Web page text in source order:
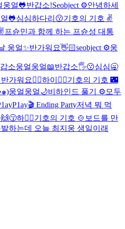
웅얼🐸반갑소!Seobject ⚙️안녕하세
🐸심심하다리😗기호의 기호 ✌️
프슌민과 함께 하는 프슌성 대통
웅얼✨반가워요👋🏻seobject ⚙️웅
소웅얼웅얼📖반갑소🖐️😗심심🥱
반가워요👍🏻하이✌🏻기호의 기호 🌃
๑)웅얼웅얼🌙비하인드 풀기 ⚙️ 모두
Ending Party저녁 뭐 먹
하✌🏻기호의 기호 🍲 보드를 만
하는데 오늘 최지웅 생일이래